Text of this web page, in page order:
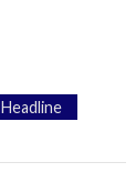
Headline